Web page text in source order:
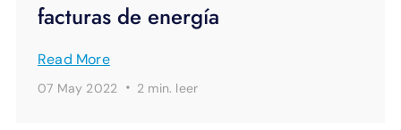
facturas de energía
Read More
07 May 2022 · 2 min. leer